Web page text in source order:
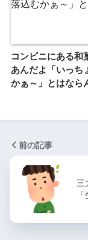
コンビニにある和
あんだよ「いっち
かぁ～」とはなら
前の記事
三